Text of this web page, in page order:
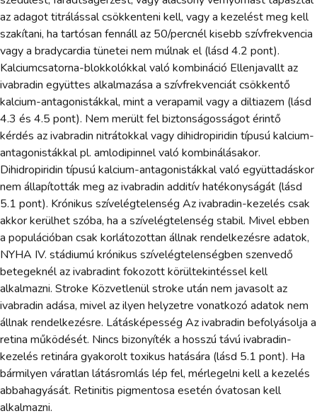
az adagot titrálással csökkenteni kell, vagy a kezelést meg kell
szakítani, ha tartósan fennáll az 50/percnél kisebb szívfrekvencia
vagy a bradycardia tünetei nem múlnak el (lásd 4.2 pont).
Kalciumcsatorna-blokkolókkal való kombináció Ellenjavallt az
ivabradin együttes alkalmazása a szívfrekvenciát csökkentő
kalcium-antagonistákkal, mint a verapamil vagy a diltiazem (lásd
4.3 és 4.5 pont). Nem merült fel biztonságosságot érintő
kérdés az ivabradin nitrátokkal vagy dihidropiridin típusú kalcium-
antagonistákkal pl. amlodipinnel való kombinálásakor.
Dihidropiridin típusú kalcium-antagonistákkal való együttadáskor
nem állapították meg az ivabradin additív hatékonyságát (lásd
5.1 pont). Krónikus szívelégtelenség Az ivabradin-kezelés csak
akkor kerülhet szóba, ha a szívelégtelenség stabil. Mivel ebben
a populációban csak korlátozottan állnak rendelkezésre adatok,
NYHA IV. stádiumú krónikus szívelégtelenségben szenvedő
betegeknél az ivabradint fokozott körültekintéssel kell
alkalmazni. Stroke Közvetlenül stroke után nem javasolt az
ivabradin adása, mivel az ilyen helyzetre vonatkozó adatok nem
állnak rendelkezésre. Látásképesség Az ivabradin befolyásolja a
retina működését. Nincs bizonyíték a hosszú távú ivabradin-
kezelés retinára gyakorolt toxikus hatására (lásd 5.1 pont). Ha
bármilyen váratlan látásromlás lép fel, mérlegelni kell a kezelés
abbahagyását. Retinitis pigmentosa esetén óvatosan kell
alkalmazni.